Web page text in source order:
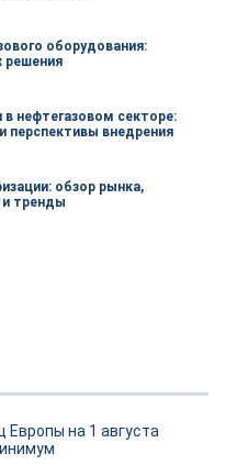
оборудования:
решения
нефтегазовом секторе:
перспективы внедрения
обзор рынка,
тренды
Европы на 1 августа